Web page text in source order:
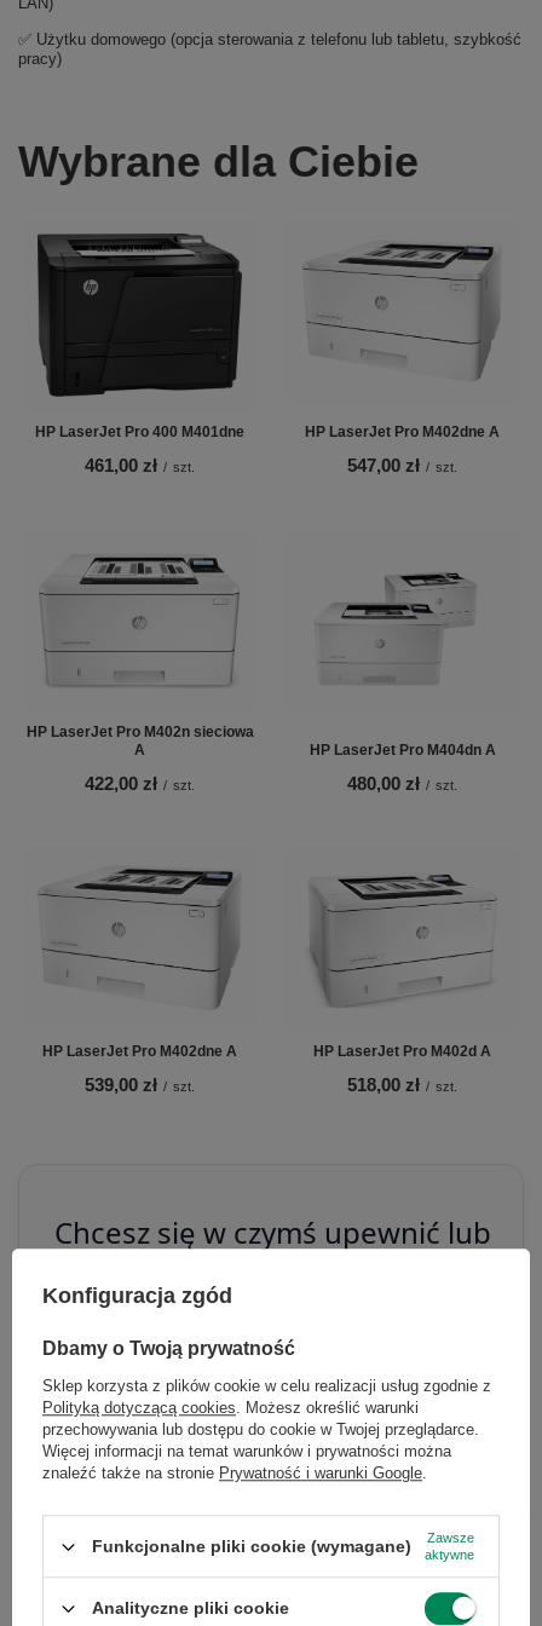
✅ Użytku domowego (opcja sterowania z telefonu lub tabletu, szybkość
pracy)
Wybrane dla Ciebie
HP LaserJet Pro 400 M401dne
461,00 zł / szt.
HP LaserJet Pro M402dne A
547,00 zł / szt.
HP LaserJet Pro M402n sieciowa
A
422,00 zł / szt.
HP LaserJet Pro M404dn A
480,00 zł / szt.
HP LaserJet Pro M402dne A
539,00 zł / szt.
HP LaserJet Pro M402d A
518,00 zł / szt.
Chcesz się w czymś upewnić lub
Skorzystaj z naszej pomocy!
+48 796 758 658
info@greencomputers.pl
Zapytaj o ten produkt
Konfiguracja zgód
Dbamy o Twoją prywatność
Sklep korzysta z plików cookie w celu realizacji usług zgodnie z
Polityką dotyczącą cookies. Możesz określić warunki
przechowywania lub dostępu do cookie w Twojej przeglądarce.
Więcej informacji na temat warunków i prywatności można
znaleźć także na stronie Prywatność i warunki Google.
Funkcjonalne pliki cookie (wymagane)
Zawsze
aktywne
Analityczne pliki cookie